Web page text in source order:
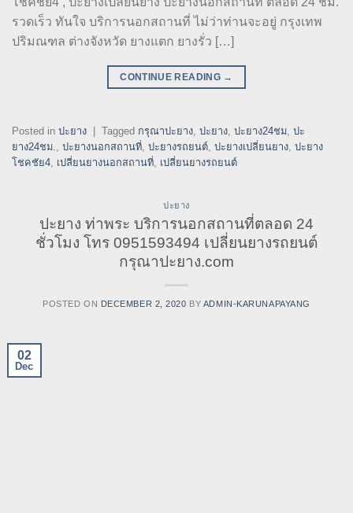
รวดเร็ว ทันใจ บริการนอกสถานที่ ไม่ว่าท่านจะอยู่ กรุงเทพ
ปริมณฑล ต่างจังหวัด ยางแตก ยางรั่ว […]
CONTINUE READING →
Posted in ปะยาง | Tagged กรุณาปะยาง ปะยาง ปะยาง24ชม ปะ
ยาง24ชม.
ปะยางนอกสถานที่ ปะยางรถยนต์ ปะยางเปลี่ยนยาง ปะยาง
โชคชัย4 เปลี่ยนยางนอกสถานที่ เปลี่ยนยางรถยนต์
ปะยาง
ปะยาง ท่าพระ บริการนอกสถานที่ตลอด 24
ชั่วโมง โทร 0951593494 เปลี่ยนยางรถยนต์
กรุณาปะยาง.com
POSTED ON DECEMBER 2, 2020 BY ADMIN-KARUNAPAYANG
02
Dec